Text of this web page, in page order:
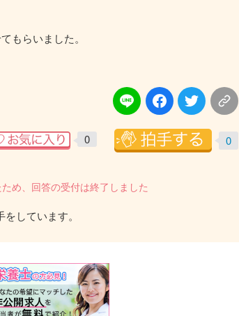
もらいました。
0 0
め、回答の受付は終了しました
しています。